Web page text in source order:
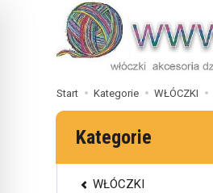
Start Kategorie WŁÓCZKI
Kategorie
WŁÓCZKI